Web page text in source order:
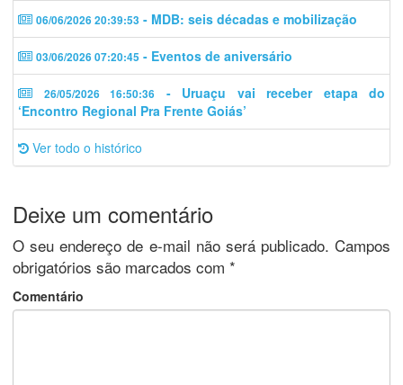
06/06/2026 20:39:53 - MDB: seis décadas e mobilização
03/06/2026 07:20:45 - Eventos de aniversário
26/05/2026 16:50:36
- Uruaçu vai receber etapa do
‘Encontro Regional Pra Frente Goiás’
Ver todo o histórico
Deixe um comentário
O seu endereço de e-mail não será publicado. Campos
obrigatórios são marcados com *
Comentário